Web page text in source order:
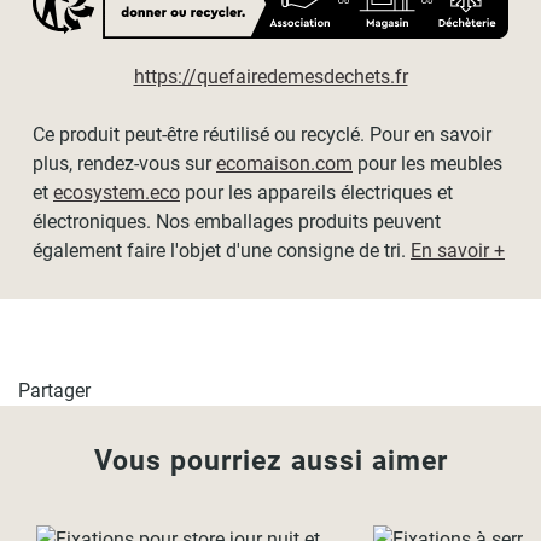
Pour lesstores vénitiens et les stores bateaux supérieurs
à 80cm
de large, nous recommandons d'utiliser3 supports
conseillé pour des stores vénitiens ou bateaux de plus de
140cm de large.
Compatibilité
les types de stores sans coffre.
Guide et pose vidéo
https://quefairedemesdechets.fr
Ce produit peut-être réutilisé ou recyclé. Pour en savoir
plus, rendez-vous surecomaison.com pour les meubles
et ecosystem.eco pour les appareils électriques et
électroniques. Nos emballages produits peuvent
également faire l'objet d'une consigne de tri. En savoir +
Partager
Vous pourriez aussi aimer